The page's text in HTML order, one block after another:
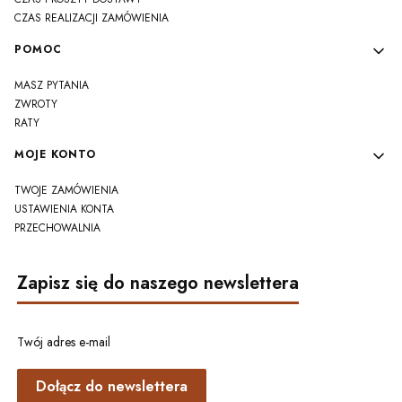
CZAS REALIZACJI ZAMÓWIENIA
POMOC
MASZ PYTANIA
ZWROTY
RATY
MOJE KONTO
TWOJE ZAMÓWIENIA
USTAWIENIA KONTA
PRZECHOWALNIA
Zapisz się do naszego newslettera
Twój adres e-mail
Dołącz do newslettera